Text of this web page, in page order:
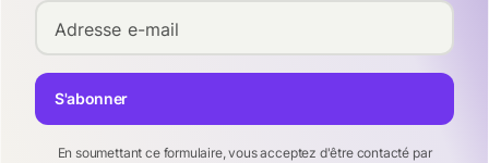
Adresse e-mail
En soumettant ce formulaire, vous acceptez d'être contacté par
S'abonner